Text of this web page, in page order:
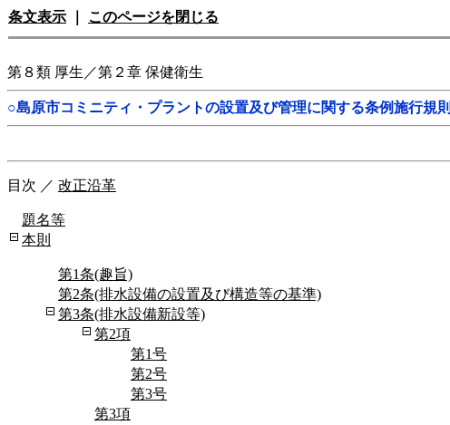
条文表示 このページを閉じる
第８類 厚生／第２章 保健衛生
○島原市コミニティ・プラントの設置及び管理に関する条例施行規則
目次 ／ 改正沿革
題名等
本則
第1条(趣旨)
第2条(排水設備の設置及び構造等の基準)
第3条(排水設備新設等)
第2項
第1号
第2号
第3号
第3項